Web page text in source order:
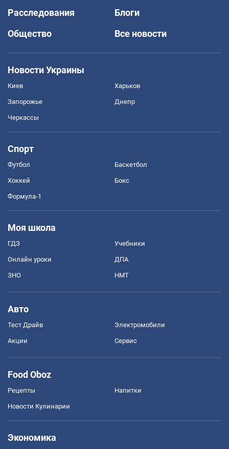
Расследования
Блоги
Общество
Все новости
Новости Украины
Киев Харьков
Запорожье Днепр
Черкассы
Спорт
Футбол Баскетбол
Хоккей Бокс
Формула-1
Моя школа
ГДЗ Учебники
Онлайн уроки ДПА
ЗНО НМТ
Авто
Тест Драйв Электромобили
Акции Сервис
Food Oboz
Рецепты Напитки
Новости Кулинарии
Экономика